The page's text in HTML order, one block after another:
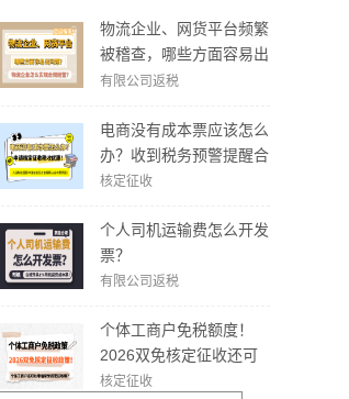
物流企业、网货平台频繁
被稽查，哪些方面容易出
现问题？怎么实现合规经
有限公司返税
电商没有成本票应该怎么
办？收到税务预警提醒合
规解决方案！
核定征收
个人司机运输费怎么开发
票？
有限公司返税
个体工商户免税额度！
2026双免核定征收还可
以享受吗？
核定征收